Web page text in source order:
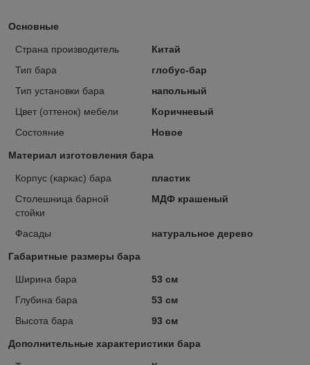
Основные
Страна производитель
Китай
Тип бара
глобус-бар
Тип установки бара
напольный
Цвет (оттенок) мебели
Коричневый
Состояние
Новое
Материал изготовления бара
Корпус (каркас) бара
пластик
Столешница барной
стойки
МДФ крашеный
Фасады натуральное дерево
Габаритные размеры бара
Ширина бара
53 см
Глубина бара
53 см
Высота бара
93 см
Дополнительные характеристики бара